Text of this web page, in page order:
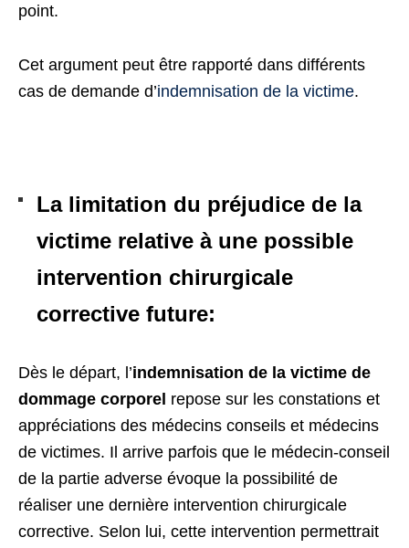
point.
Cet argument peut être rapporté dans différents
cas de demande d’indemnisation de la victime.
La limitation du préjudice de la
victime relative à une possible
intervention chirurgicale
corrective future:
Dès le départ, l’indemnisation de la victime de
dommage corporel repose sur les constations et
appréciations des médecins conseils et médecins
de victimes. Il arrive parfois que le médecin-conseil
de la partie adverse évoque la possibilité de
réaliser une dernière intervention chirurgicale
corrective. Selon lui, cette intervention permettrait